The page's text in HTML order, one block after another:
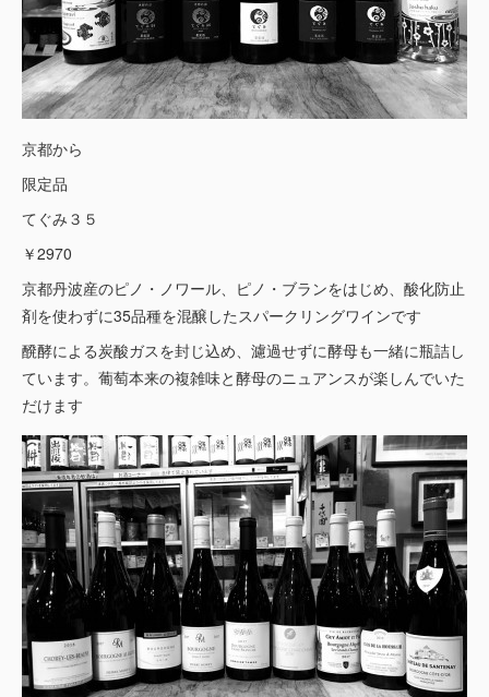
京都から
限定品
てぐみ３５
￥2970
京都丹波産のピノ・ノワール、ピノ・ブランをはじめ、酸化防止
剤を使わずに35品種を混醸したスパークリングワインです
醗酵による炭酸ガスを封じ込め、濾過せずに酵母も一緒に瓶詰し
ています。葡萄本来の複雑味と酵母のニュアンスが楽しんでいた
だけます